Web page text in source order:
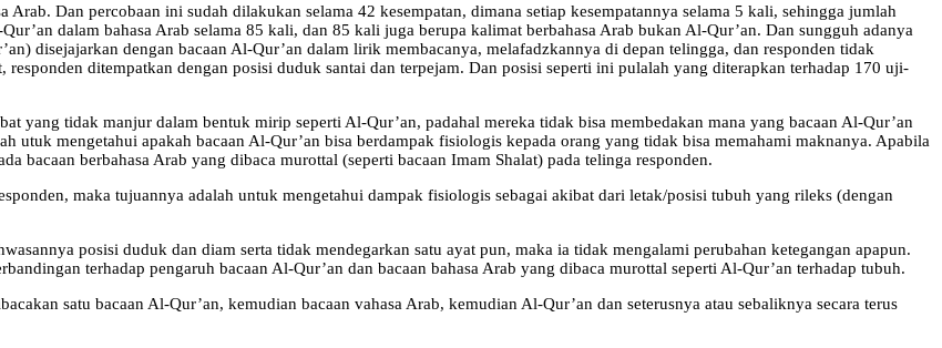
Dan percobaan ini sudah dilakukan selama 42 kesempatan, dimana setiap kesempatannya selama 5 kali, sehingga jumlah
dalam bahasa Arab selama 85 kali, dan 85 kali juga berupa kalimat berbahasa Arab bukan Al-Qur’an. Dan sungguh adanya
disejajarkan dengan bacaan Al-Qur’an dalam lirik membacanya, melafadzkannya di depan telingga, dan responden tidak
ditempatkan dengan posisi duduk santai dan terpejam. Dan posisi seperti ini pulalah yang diterapkan terhadap 170 uji-
yang tidak manjur dalam bentuk mirip seperti Al-Qur’an, padahal mereka tidak bisa membedakan mana yang bacaan Al-Qur’an
utuk mengetahui apakah bacaan Al-Qur’an bisa berdampak fisiologis kepada orang yang tidak bisa memahami maknanya. Apabila
bacaan berbahasa Arab yang dibaca murottal (seperti bacaan Imam Shalat) pada telinga responden.
maka tujuannya adalah untuk mengetahui dampak fisiologis sebagai akibat dari letak/posisi tubuh yang rileks (dengan
posisi duduk dan diam serta tidak mendegarkan satu ayat pun, maka ia tidak mengalami perubahan ketegangan apapun.
terhadap pengaruh bacaan Al-Qur’an dan bacaan bahasa Arab yang dibaca murottal seperti Al-Qur’an terhadap tubuh.
satu bacaan Al-Qur’an, kemudian bacaan vahasa Arab, kemudian Al-Qur’an dan seterusnya atau sebaliknya secara terus